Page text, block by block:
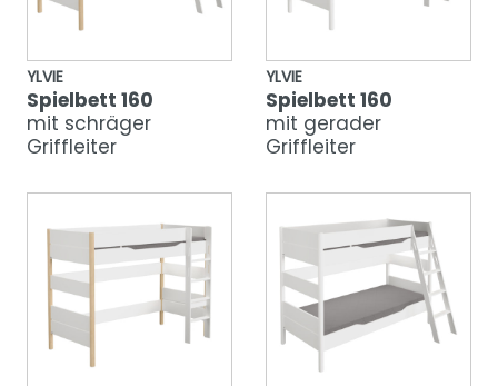
YLVIE
Spielbett 160
mit schräger
Griffleiter
YLVIE
Spielbett 160
mit gerader
Griffleiter